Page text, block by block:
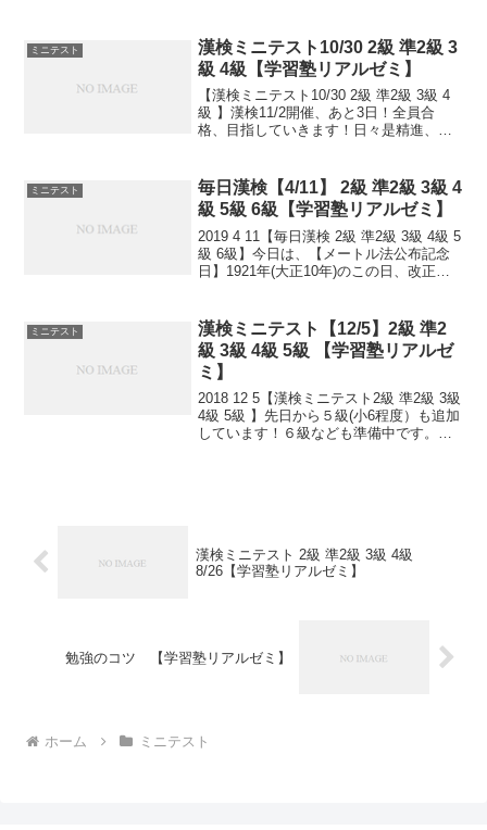
ご連絡ください。申込み書類お渡し致...
ミニテスト
漢検ミニテスト10/30 2級 準2級 3
級 4級【学習塾リアルゼミ】
【漢検ミニテスト10/30 2級 準2級 3級 4
級 】漢検11/2開催、あと3日！全員合
格、目指していきます！日々是精進、継
ミニテスト
毎日漢検【4/11】 2級 準2級 3級 4
級 5級 6級【学習塾リアルゼミ】
2019 4 11【毎日漢検 2級 準2級 3級 4級 5
級 6級】今日は、【メートル法公布記念
日】1921年(大正10年)のこの日、改正
に一本化することが定められまし...
ミニテスト
漢検ミニテスト【12/5】2級 準2
級 3級 4級 5級 【学習塾リアルゼ
ミ】
2018 12 5【漢検ミニテスト2級 準2級 3級
4級 5級 】先日から５級(小6程度）も追加
しています！６級なども準備中です。小
漢検ミニテスト 2級 準2級 3級 4級
8/26【学習塾リアルゼミ】
勉強のコツ 【学習塾リアルゼミ】
ホーム ミニテスト